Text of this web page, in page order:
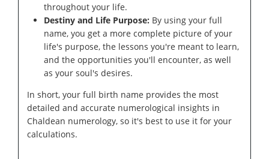
throughout your life.
Destiny and Life Purpose: By using your full
name, you get a more complete picture of your
life's purpose, the lessons you're meant to learn,
and the opportunities you'll encounter, as well
as your soul's desires.
In short, your full birth name provides the most
detailed and accurate numerological insights in
Chaldean numerology, so it's best to use it for your
calculations.